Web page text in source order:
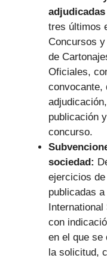
tres últimos
Concursos
de
Oficiales,
convocante,
publicación
concurso.
sociedad:
ejercicios
publicadas
con
en el que se
la solicitud,